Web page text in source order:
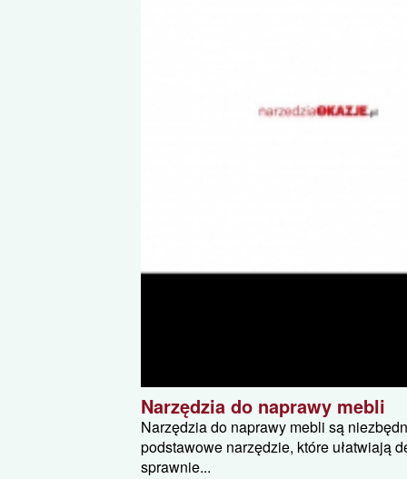
Narzędzia do naprawy mebli
Narzędzia do naprawy mebli są
podstawowe narzędzie, które ułatwiają
sprawnie...